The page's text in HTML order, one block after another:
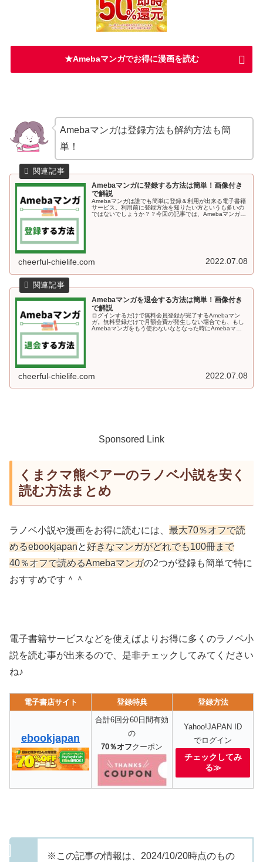
★Amebaマンガでお得に漫画を読む
Amebaマンガは登録方法も解約方法も簡
単！
Amebaマンガに登録する方法は簡単！画像付き
で解説
Amebaマンガは誰でも簡単に登録＆利用が出来る電子書籍
サービス。利用前に登録方法を知りたい方というも多いの
ではないでしょうか？？今回の記事では、Amebaマンガに
cheerful-chielife.com 2022.07.08
Amebaマンガを退会する方法は簡単！画像付き
で解説
ログインするだけで無料会員登録が完了するAmebaマン
ガ。無料登録だけで月額会費が発生しない場合でも、もし
Amebaマンガをもう使わないなとなった時にAmebaマン
cheerful-chielife.com 2022.07.08
Sponsored Link
くまクマ熊ベアーのラノベ小説を安く
読む方法まとめ
ラノベ小説や漫画をお得に読むには、 最大70％オフで読
めるebookjapanと好きなマンガがどれでも100冊まで
40％オフで読めるAmebaマンガの2つが登録も簡単で特に
おすすめです＾＾
電子書籍サービスなどを使えばよりお得に多くのラノベ小
説を読む事が出来るので、是非チェックしてみてください
ね♪
電子書店サイト 登録特典 登録方法
ebookjapan
合計6回分60日間有効
の
70％オフクーポン
Yahoo!JAPAN ID
でログイン
チェックしてみ
る≫
※この記事の情報は、2024/10/20時点のもの